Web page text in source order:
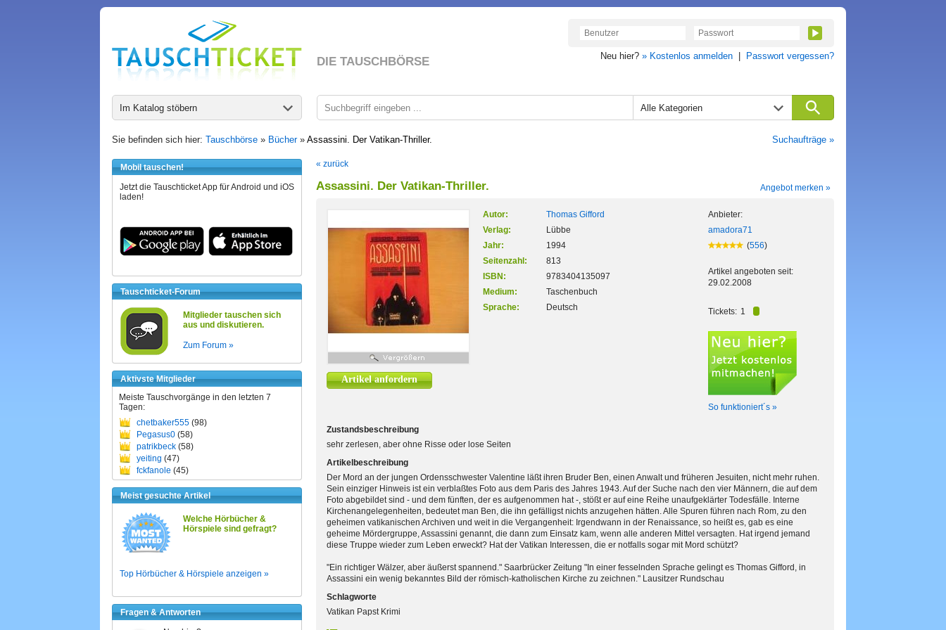
DIE TAUSCHBÖRSE Neu hier? » Kostenlos anmelden Passwort vergessen?
Im Katalog stöbern Alle Kategorien
Sie befinden sich hier: Tauschbörse » Bücher» Assassini. Der Vatikan-Thriller. Suchaufträge »
Mobil tauschen!
Jetzt die Tauschticket App für Android und iOS
laden!
Tauschticket-Forum
Mitglieder tauschen sich
aus und diskutieren.
Zum Forum »
Aktivste Mitglieder
Meiste Tauschvorgänge in den letzten 7
Tagen:
chetbaker555 (98)
Pegasus0 (58)
patrikbeck (58)
yeiting (47)
fckfanole (45)
Meist gesuchte Artikel
Welche Hörbücher &
Hörspiele sind gefragt?
Top Hörbücher & Hörspiele anzeigen »
Fragen & Antworten
« zurück
Assassini. Der Vatikan-Thriller. Angebot merken »
Artikel anfordern
Autor:
Thomas Gifford
Verlag:
Lübbe
Jahr:
1994
Seitenzahl:
813
ISBN:
9783404135097
Medium:
Taschenbuch
Sprache:
Deutsch
Anbieter:
amadora71
(556)
Artikel angeboten seit:
29.02.2008
Tickets: 1
So funktioniert´s »
Zustandsbeschreibung
sehr zerlesen, aber ohne Risse oder lose Seiten
Artikelbeschreibung
Der Mord an der jungen Ordensschwester Valentine läßt ihren Bruder Ben, einen Anwalt und früheren Jesuiten, nicht mehr ruhen.
Sein einziger Hinweis ist ein verblaßtes Foto aus dem Paris des Jahres 1943. Auf der Suche nach den vier Männern, die auf dem
Foto abgebildet sind - und dem fünften, der es aufgenommen hat -, stößt er auf eine Reihe unaufgeklärter Todesfälle. Interne
Kirchenangelegenheiten, bedeutet man Ben, die ihn gefälligst nichts anzugehen hätten. Alle Spuren führen nach Rom, zu den
geheimen vatikanischen Archiven und weit in die Vergangenheit: Irgendwann in der Renaissance, so heißt es, gab es eine
geheime Mördergruppe, Assassini genannt, die dann zum Einsatz kam, wenn alle anderen Mittel versagten. Hat irgend jemand
diese Truppe wieder zum Leben erweckt? Hat der Vatikan Interessen, die er notfalls sogar mit Mord schützt?
"Ein richtiger Wälzer, aber äußerst spannend." Saarbrücker Zeitung "In einer fesselnden Sprache gelingt es Thomas Gifford, in
Assassini ein wenig bekanntes Bild der römisch-katholischen Kirche zu zeichnen." Lausitzer Rundschau
Schlagworte
Vatikan Papst Krimi